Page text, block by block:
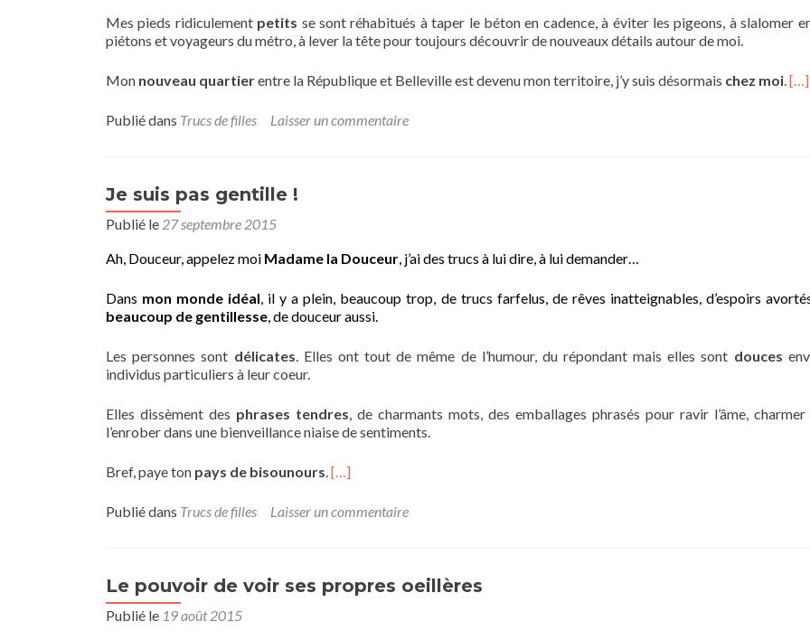
Mes pieds ridiculement petits se sont réhabitués à taper le béton en cadence, à éviter les pigeons, à slalomer
piétons et voyageurs du métro, à lever la tête pour toujours découvrir de nouveaux détails autour de moi.
Mon nouveau quartierentre la République et Belleville est devenu mon territoire, j’y suis désormais chez moi.[…]
Publié dans Trucs de filles Laisser un commentaire
Je suis pas gentille !
Publié le 27 septembre 2015
Ah, Douceur, appelez moi Madame la Douceur, j’ai des trucs à lui dire, à lui demander…
Dans mon monde idéal, il y a plein, beaucoup trop, de trucs farfelus, de rêves inatteignables, d’espoirs
beaucoup de gentillesse, de douceur aussi.
Les personnes sont délicates. Elles ont tout de même de l’humour, du répondant mais elles sont douces
individus particuliers à leur coeur.
Elles dissèment des phrases tendres, de charmants mots, des emballages phrasés pour ravir l’âme, charmer
l’enrober dans une bienveillance niaise de sentiments.
Bref, paye ton pays de bisounours.[…]
Publié dans Trucs de filles Laisser un commentaire
Le pouvoir de voir ses propres oeillères
Publié le 19 août 2015